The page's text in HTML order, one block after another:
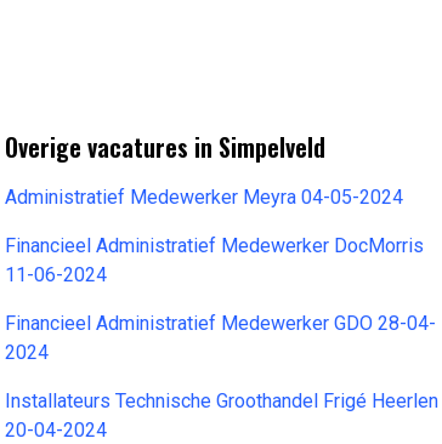
Overige vacatures in Simpelveld
Administratief Medewerker Meyra 04-05-2024
Financieel Administratief Medewerker DocMorris
11-06-2024
Financieel Administratief Medewerker GDO 28-04-
2024
Installateurs Technische Groothandel Frigé Heerlen
20-04-2024